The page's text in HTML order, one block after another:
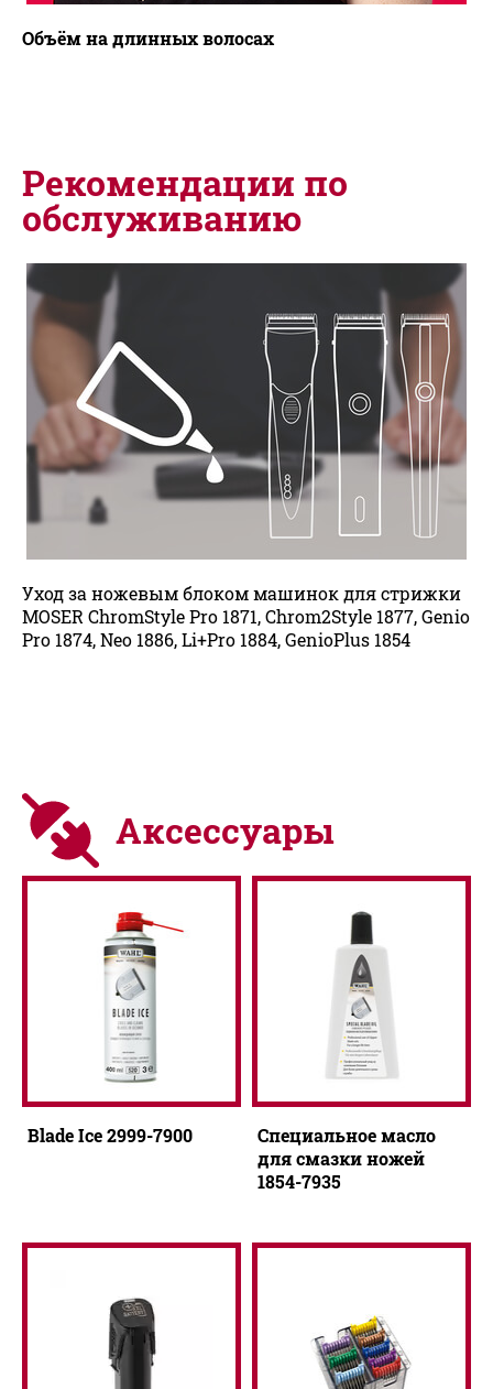
Объём на длинных волосах
Рекомендации по
обслуживанию
Уход за ножевым блоком машинок для стрижки
MOSER ChromStyle Pro 1871, Chrom2Style 1877, Genio
Pro 1874, Neo 1886, Li+Pro 1884, GenioPlus 1854
Аксессуары
Blade Ice 2999-7900
Специальное масло
для смазки ножей
1854-7935